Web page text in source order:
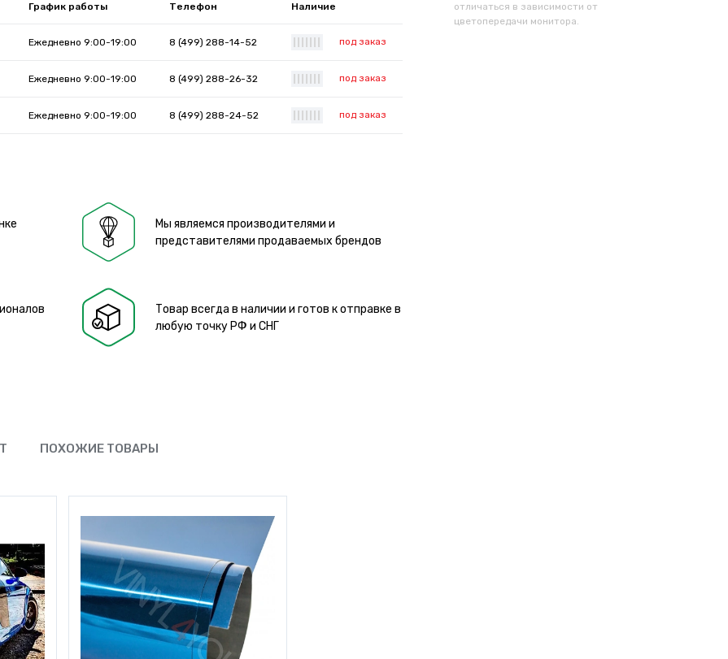
отличаться в зависимости от
цветопередачи монитора.
График работы Телефон Наличие
Ежедневно 9:00-19:00 8 (499) 288-14-52 под заказ
Ежедневно 9:00-19:00 8 (499) 288-26-32 под заказ
Ежедневно 9:00-19:00 8 (499) 288-24-52 под заказ
Мы являемся производителями и
представителями продаваемых брендов
Товар всегда в наличии и готов к отправке в
любую точку РФ и СНГ
ПОХОЖИЕ ТОВАРЫ